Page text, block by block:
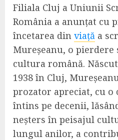
Filiala Cluj a Uniunii
România a anunțat cu
încetarea din viață a
Mureșeanu, o
cultura română.
1938 în Cluj,
prozator apreciat, cu o
întins pe decenii,
neșters în peisajul
lungul anilor, a